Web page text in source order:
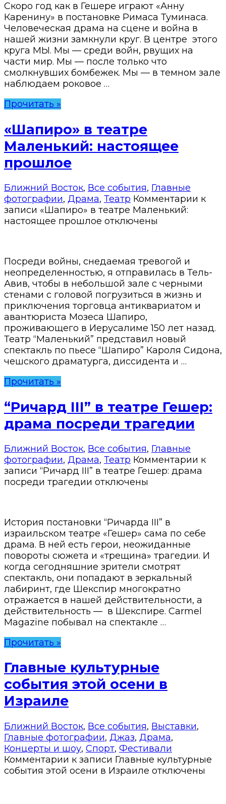
Скоро год как в Гешере играют «Анну
Каренину» в постановке Римаса Туминаса.
Человеческая драма на сцене и война в
нашей жизни замкнули круг. В центре этого
круга МЫ. Мы — среди войн, рвущих на
части мир. Мы — после только что
смолкнувших бомбежек. Мы — в темном зале
наблюдаем роковое …
Прочитать »
«Шапиро» в театре
Маленький: настоящее
прошлое
Ближний Восток, Все события, Главные
фотографии, Драма, Театр Комментарии к
записи «Шапиро» в театре Маленький:
настоящее прошлое отключены
Посреди войны, снедаемая тревогой и
неопределенностью, я отправилась в Тель-
Авив, чтобы в небольшой зале с черными
стенами с головой погрузиться в жизнь и
приключения торговца антиквариатом и
авантюриста Мозеса Шапиро,
проживающего в Иерусалиме 150 лет назад.
Театр “Маленький” представил новый
спектакль по пьесе “Шапиро” Кароля Сидона,
чешского драматурга, диссидента и …
Прочитать »
“Ричард III” в театре Гешер:
драма посреди трагедии
Ближний Восток, Все события, Главные
фотографии, Драма, Театр Комментарии к
записи “Ричард III” в театре Гешер: драма
посреди трагедии отключены
История постановки “Ричарда III” в
израильском театре «Гешер» сама по себе
драма. В ней есть герои, неожиданные
повороты сюжета и «трещина» трагедии. И
когда сегодняшние зрители смотрят
спектакль, они попадают в зеркальный
лабиринт, где Шекспир многократно
отражается в нашей действительности, а
действительность — в Шекспире. Carmel
Magazine побывал на спектакле …
Прочитать »
Главные культурные
события этой осени в
Израиле
Ближний Восток, Все события, Выставки,
Главные фотографии, Джаз, Драма,
Концерты и шоу, Спорт, Фестивали
Комментарии к записи Главные культурные
события этой осени в Израиле отключены